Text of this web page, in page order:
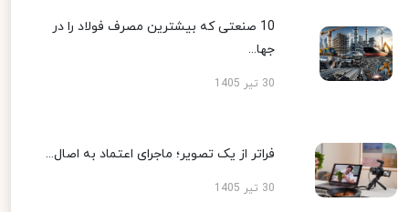
10 صنعتی که بیشترین مصرف فولاد را در
جها...
30 تیر 1405
فراتر از یک تصویر؛ ماجرای اعتماد به اصال...
30 تیر 1405